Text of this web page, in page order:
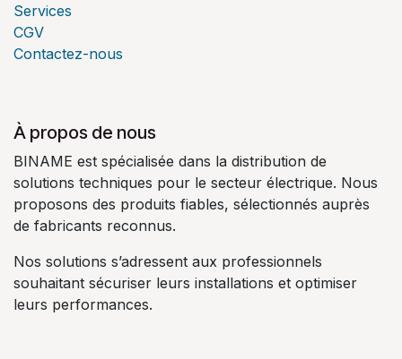
Services
CGV
Contactez-nous
À propos de nous
BINAME est spécialisée dans la distribution de
solutions techniques pour le secteur électrique. Nous
proposons des produits fiables, sélectionnés auprès
de fabricants reconnus.
Nos solutions s’adressent aux professionnels
souhaitant sécuriser leurs installations et optimiser
leurs performances.